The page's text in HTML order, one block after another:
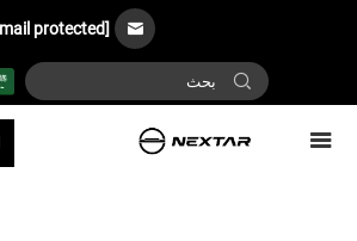
[email protected]